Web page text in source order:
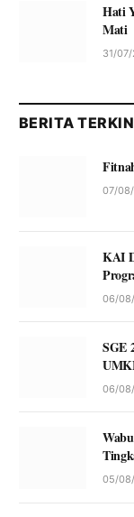
Hati
Mati
31/
BERITA
07/
KAI
06/
SGE
06/
05/